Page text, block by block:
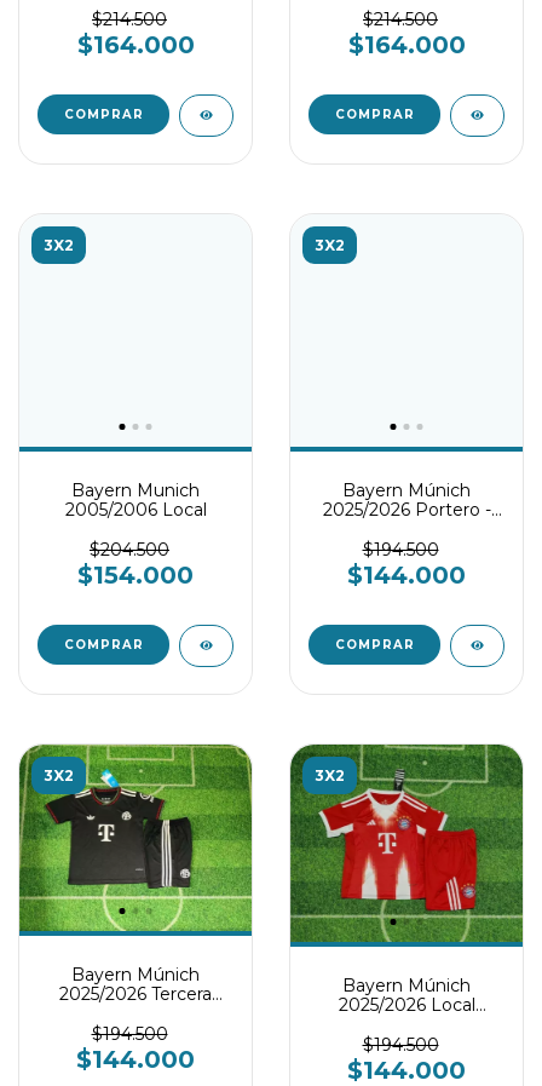
Version
$214.500
$164.000
COMPRAR
$214.500
$164.000
COMPRAR
3X2
Bayern Munich
2005/2006 Local
$204.500
$154.000
COMPRAR
3X2
Bayern Múnich
2025/2026 Portero -
$194.500
$144.000
COMPRAR
3X2
Bayern Múnich
2025/2026 Tercera
infantil
$194.500
$144.000
3X2
Bayern Múnich
2025/2026 Local
$194.500
$144.000